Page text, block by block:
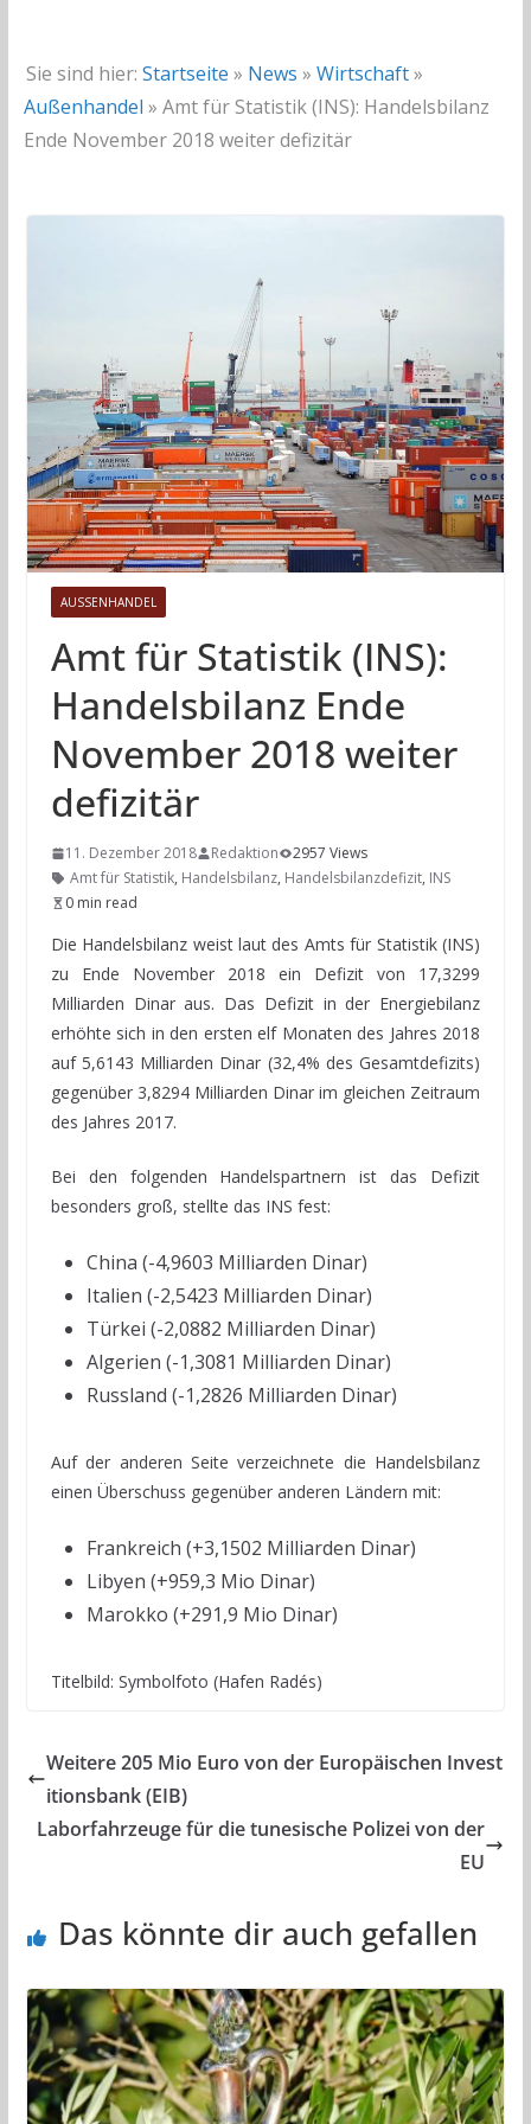
Sie sind hier: Startseite » News » Wirtschaft»
Außenhandel » Amt für Statistik (INS): Handelsbilanz
Ende November 2018 weiter defizitär
AUSSENHANDEL
Amt für Statistik (INS):
Handelsbilanz Ende
November 2018 weiter
defizitär
11. Dezember 2018 Redaktion
2957 Views
Amt für Statistik, Handelsbilanz, Handelsbilanzdefizit, INS
0 min read
Die Handelsbilanz weist laut des Amts für Statistik (INS)
zu Ende November 2018 ein Defizit von 17,3299
Milliarden Dinar aus. Das Defizit in der Energiebilanz
erhöhte sich in den ersten elf Monaten des Jahres 2018
auf 5,6143 Milliarden Dinar (32,4% des Gesamtdefizits)
gegenüber 3,8294 Milliarden Dinar im gleichen Zeitraum
des Jahres 2017.
Bei den folgenden Handelspartnern ist das Defizit
besonders groß, stellte das INS fest:
China (-4,9603 Milliarden Dinar)
Italien (-2,5423 Milliarden Dinar)
Türkei (-2,0882 Milliarden Dinar)
Algerien (-1,3081 Milliarden Dinar)
Russland (-1,2826 Milliarden Dinar)
Auf der anderen Seite verzeichnete die Handelsbilanz
einen Überschuss gegenüber anderen Ländern mit:
Frankreich (+3,1502 Milliarden Dinar)
Libyen (+959,3 Mio Dinar)
Marokko (+291,9 Mio Dinar)
Titelbild: Symbolfoto (Hafen Radés)
Weitere 205 Mio Euro von der Europäischen Invest
itionsbank (EIB)
Laborfahrzeuge für die tunesische Polizei von der
EU
Das könnte dir auch gefallen